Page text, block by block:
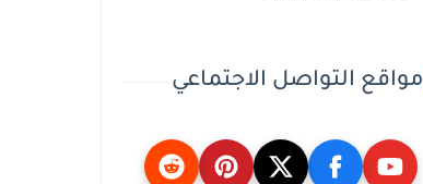
مواقع التواصل الاجتماعي